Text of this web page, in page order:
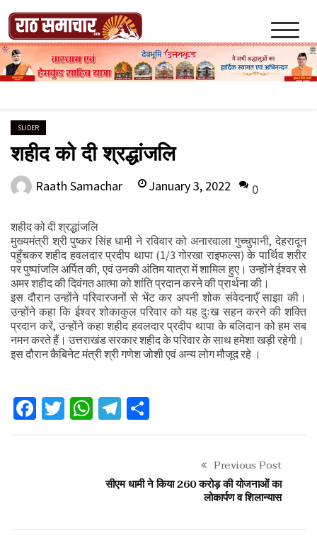
content
Raath Samachar
SLIDER
शहीद को दी श्रद्धांजलि
Raath Samachar January 3, 2022 0
शहीद को दी श्रद्धांजलि
मुख्यमंत्री श्री पुष्कर सिंह धामी ने रविवार को अनारवाला गुच्चुपानी, देहरादून
पहुँचकर शहीद हवलदार प्रदीप थापा (1/3 गोरखा राइफल्स) के पार्थिव शरीर
पर पुष्पांजलि अर्पित की, एवं उनकी अंतिम यात्रा में शामिल हुए। उन्होंने ईश्वर से
अमर शहीद की दिवंगत आत्मा को शांति प्रदान करने की प्रार्थना की।
इस दौरान उन्होंने परिवारजनों से भेंट कर अपनी शोक संवेदनाएँ साझा की।
उन्होंने कहा कि ईश्वर शोकाकुल परिवार को यह दुःख सहन करने की शक्ति
प्रदान करें, उन्होंने कहा शहीद हवलदार प्रदीप थापा के बलिदान को हम सब
नमन करते हैं। उत्तराखंड सरकार शहीद के परिवार के साथ हमेशा खड़ी रहेगी।
इस दौरान कैबिनेट मंत्री श्री गणेश जोशी एवं अन्य लोग मौजूद रहे ।
Facebook
Twitter
WhatsApp
Telegram
Previous Post
सीएम धामी ने किया 260 करोड़ की योजनाओं का
लोकार्पण व शिलान्यास